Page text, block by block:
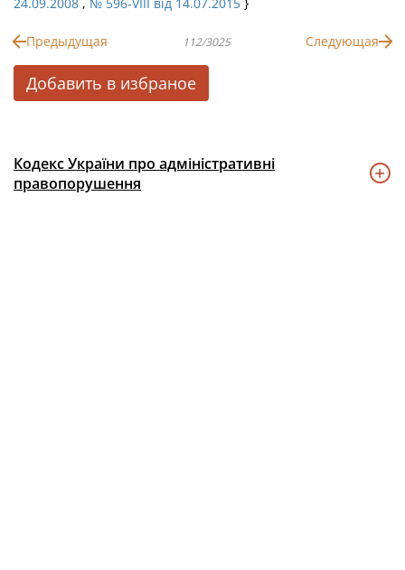
Предыдущая 112/3025 Следующая
Добавить в избраное
Кодекс України про адміністративні
правопорушення